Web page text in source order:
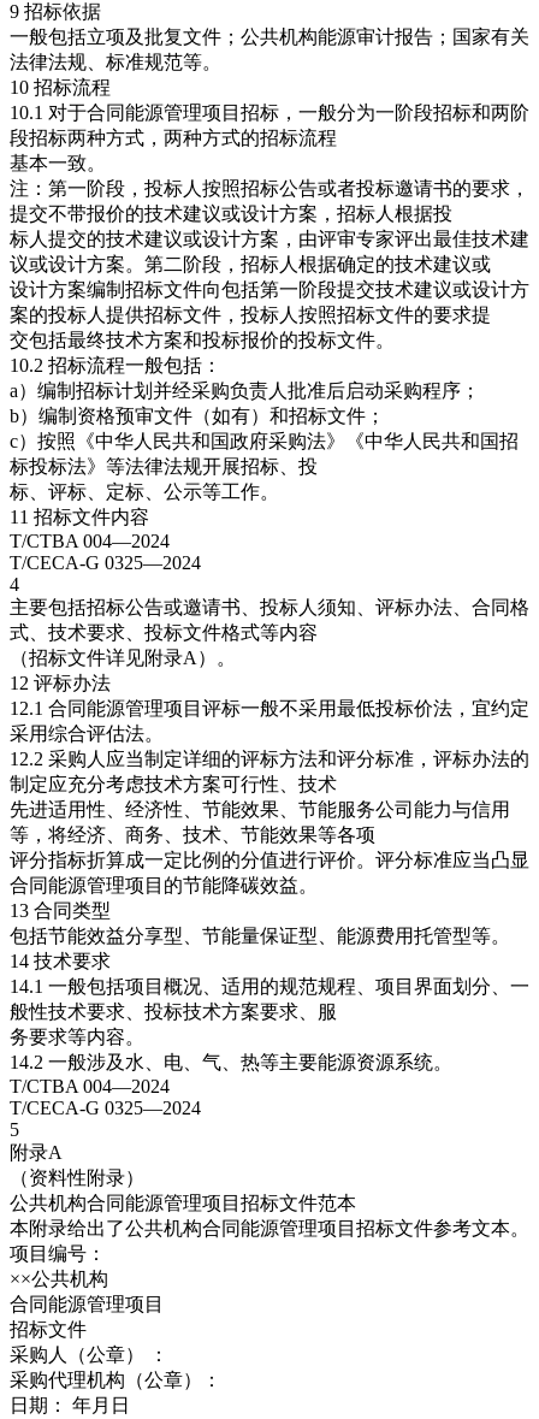
9 招标依据
一般包括立项及批复文件；公共机构能源审计报告；国家有关
法律法规、标准规范等。
10 招标流程
10.1 对于合同能源管理项目招标，一般分为一阶段招标和两阶
段招标两种方式，两种方式的招标流程
基本一致。
注：第一阶段，投标人按照招标公告或者投标邀请书的要求，
提交不带报价的技术建议或设计方案，招标人根据投
标人提交的技术建议或设计方案，由评审专家评出最佳技术建
议或设计方案。第二阶段，招标人根据确定的技术建议或
设计方案编制招标文件向包括第一阶段提交技术建议或设计方
案的投标人提供招标文件，投标人按照招标文件的要求提
交包括最终技术方案和投标报价的投标文件。
10.2 招标流程一般包括：
a）编制招标计划并经采购负责人批准后启动采购程序；
b）编制资格预审文件（如有）和招标文件；
c）按照《中华人民共和国政府采购法》《中华人民共和国招
标投标法》等法律法规开展招标、投
标、评标、定标、公示等工作。
11 招标文件内容
T/CTBA 004—2024
T/CECA-G 0325—2024
4
主要包括招标公告或邀请书、投标人须知、评标办法、合同格
式、技术要求、投标文件格式等内容
（招标文件详见附录A）。
12 评标办法
12.1 合同能源管理项目评标一般不采用最低投标价法，宜约定
采用综合评估法。
12.2 采购人应当制定详细的评标方法和评分标准，评标办法的
制定应充分考虑技术方案可行性、技术
先进适用性、经济性、节能效果、节能服务公司能力与信用
等，将经济、商务、技术、节能效果等各项
评分指标折算成一定比例的分值进行评价。评分标准应当凸显
合同能源管理项目的节能降碳效益。
13 合同类型
包括节能效益分享型、节能量保证型、能源费用托管型等。
14 技术要求
14.1 一般包括项目概况、适用的规范规程、项目界面划分、一
般性技术要求、投标技术方案要求、服
务要求等内容。
14.2 一般涉及水、电、气、热等主要能源资源系统。
T/CTBA 004—2024
T/CECA-G 0325—2024
5
附录A
（资料性附录）
公共机构合同能源管理项目招标文件范本
本附录给出了公共机构合同能源管理项目招标文件参考文本。
项目编号：
××公共机构
合同能源管理项目
招标文件
采购人（公章） ：
采购代理机构（公章）：
日期： 年月日